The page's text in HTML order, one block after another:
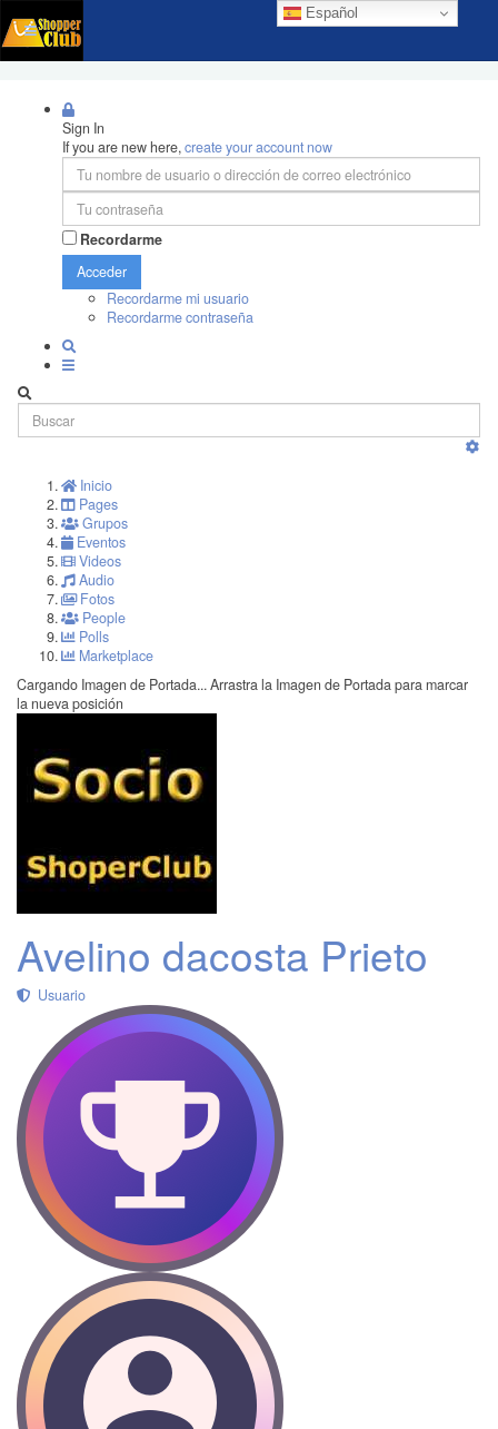
Español
Sign In
If you are new here,create your account now
Recordarme
Acceder
Recordarme mi usuario
Recordarme contraseña
Inicio
Pages
Grupos
Eventos
Videos
Audio
Fotos
People
Polls
Marketplace
Cargando Imagen de Portada... Arrastra la Imagen de Portada para marcar
la nueva posición
Avelino dacosta Prieto
Usuario